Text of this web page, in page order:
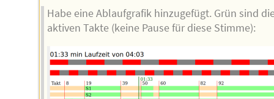
Habe eine Ablaufgrafik hinzugefügt. Grün sind
aktiven Takte (keine Pause für diese Stimme):